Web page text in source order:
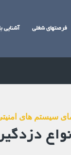
فرصتهای شغلی آشنایی
سیستم های